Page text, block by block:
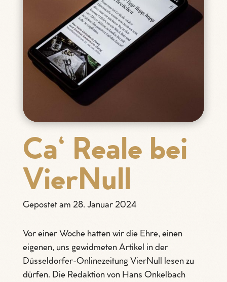
Ca‘ Reale bei
VierNull
Gepostet am 28. Januar 2024
Vor einer Woche hatten wir die Ehre, einen
eigenen, uns gewidmeten Artikel in der
Düsseldorfer-Onlinezeitung VierNull lesen zu
dürfen. Die Redaktion von Hans Onkelbach